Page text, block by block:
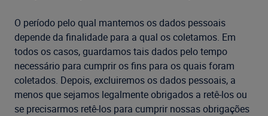
O período pelo qual mantemos os dados pessoais
depende da finalidade para a qual os coletamos. Em
todos os casos, guardamos tais dados pelo tempo
necessário para cumprir os fins para os quais foram
coletados. Depois, excluiremos os dados pessoais, a
menos que sejamos legalmente obrigados a retê-los ou
se precisarmos retê-los para cumprir nossas obrigações